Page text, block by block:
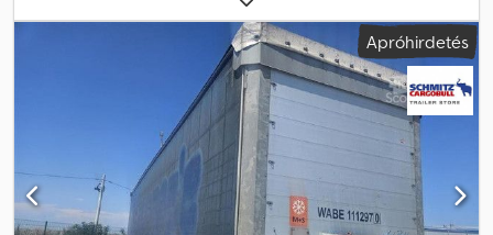
rakodótér térfogata:101 m³, felfüggesztés:levegő, abroncs méret:
, Gyártási év:2017, Felszereltség:ABS,
Önsúly: 6 770 kg, DIN EN 12642 (XL kód) tanúsítvány, Raktér (H S M):
13 620 mm x 2 480 mm x 3 000 mm. Gumiabroncs méret: 385/55
R22.5, Raktérfogat: 101 m³, 1. tengely: , 2. tengely: , 3. tengely: ,
Légrugózás, Aláfutásgátló, Elektronikus fékrendszer (EBS),
Szerszámosláda, Pótkeréktartó (2 db), Rögzített kitámasztó,
Tolótető, Elektromos csatlakozó 1x15- és 2x7-pólusú, Antispray,
Vámzár, Hidraulikus emelhető tető. Crjdpfx Afozbp Dmewsf
Apróhirdetés